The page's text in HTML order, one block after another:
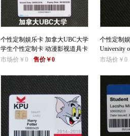
个性定制娱乐卡 加拿大UBC大学
学生个性定制卡 动漫影视道具卡
市场价￥0
售价￥0
个性定制
University
市场价￥0